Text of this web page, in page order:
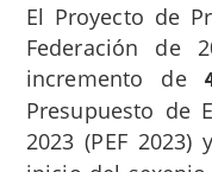
El Proyecto de
Federación de
incremento de
Presupuesto de
2023 (PEF 2023) y